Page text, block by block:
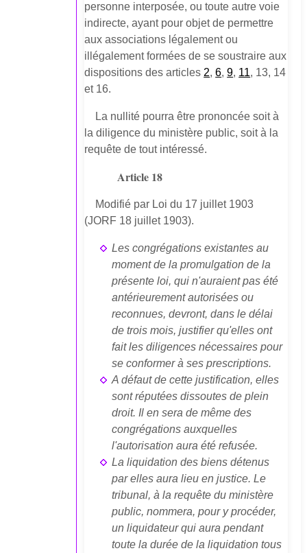
personne interposée, ou toute autre voie
indirecte, ayant pour objet de permettre
aux associations légalement ou
illégalement formées de se soustraire aux
dispositions des articles 2,6,9, 11, 13, 14
et 16.
La nullité pourra être prononcée soit à
la diligence du ministère public, soit à la
requête de tout intéressé.
Article 18
Modifié par Loi du 17 juillet 1903
(JORF 18 juillet 1903).
Les congrégations existantes au
moment de la promulgation de la
présente loi, qui n'auraient pas été
antérieurement autorisées ou
reconnues, devront, dans le délai
de trois mois, justifier qu'elles ont
fait les diligences nécessaires pour
se conformer à ses prescriptions.
A défaut de cette justification, elles
sont réputées dissoutes de plein
droit. Il en sera de même des
congrégations auxquelles
l'autorisation aura été refusée.
La liquidation des biens détenus
par elles aura lieu en justice. Le
tribunal, à la requête du ministère
public, nommera, pour y procéder,
un liquidateur qui aura pendant
toute la durée de la liquidation tous